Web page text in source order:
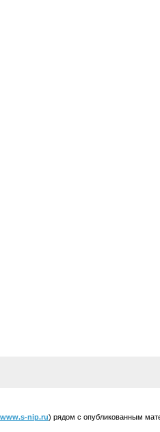
www.s-nip.ru) рядом с опубликованным